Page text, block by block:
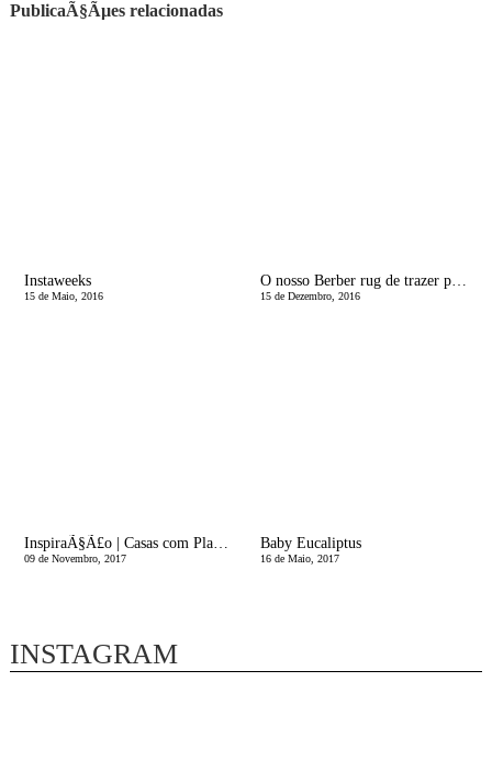
PublicaÃ§Ãµes relacionadas
Instaweeks
15 de Maio, 2016
O nosso Berber rug de trazer por casa | Decor
15 de Dezembro, 2016
InspiraÃ§Ã£o | Casas com Planta - Ã‰ muito Verde!
09 de Novembro, 2017
Baby Eucaliptus
16 de Maio, 2017
INSTAGRAM